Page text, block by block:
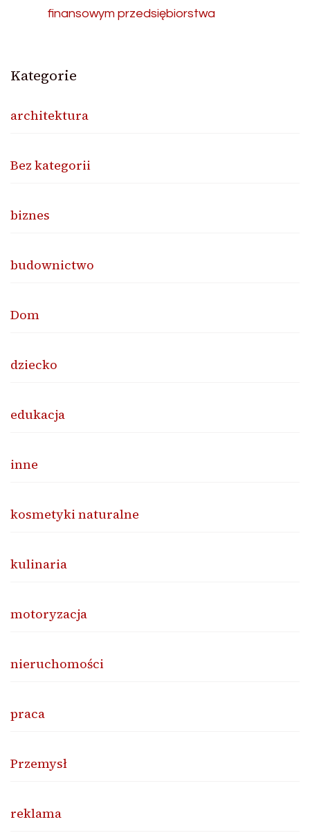
finansowym przedsiębiorstwa
Kategorie
architektura
Bez kategorii
biznes
budownictwo
Dom
dziecko
edukacja
inne
kosmetyki naturalne
kulinaria
motoryzacja
nieruchomości
praca
Przemysł
reklama